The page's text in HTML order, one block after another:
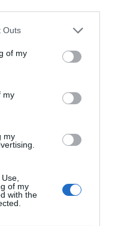
one or more Google
You may click to
its third-party tags to
in below Google
Outs
of my
my
my
of my
with the
ειδήσεις